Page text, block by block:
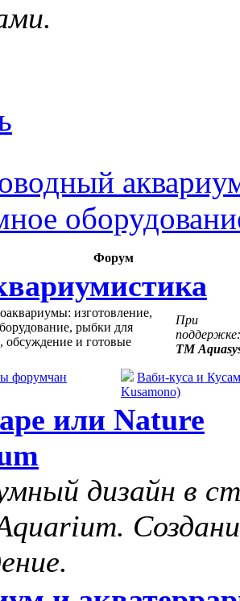
Форум
изготовление,
рыбки для
обсуждение и готовые
При
поддержке:
ТМ
форумчан
Ваби-куса и
Kusamono)
или Nature
дизайн в